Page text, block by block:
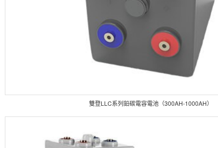
雙登LLC系列鉛碳電容電池（300AH-1000AH）